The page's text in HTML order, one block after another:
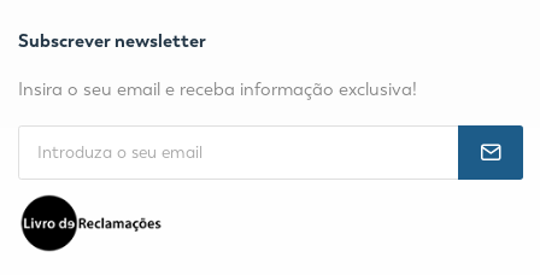
Subscrever newsletter
Insira o seu email e receba informação exclusiva!